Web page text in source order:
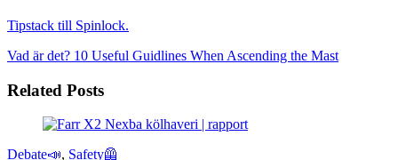
Tipstack till Spinlock.
Vad är det? 10 Useful Guidlines When Ascending the Mast
Related Posts
Debate📣, Safety🦺